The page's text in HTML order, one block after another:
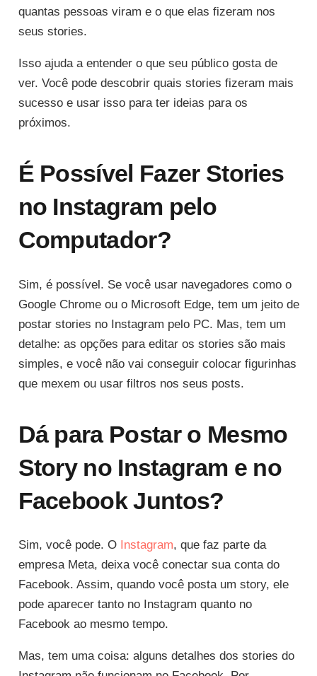
quantas pessoas viram e o que elas fizeram nos
seus stories.
Isso ajuda a entender o que seu público gosta de
ver. Você pode descobrir quais stories fizeram mais
sucesso e usar isso para ter ideias para os
próximos.
É Possível Fazer Stories
no Instagram pelo
Computador?
Sim, é possível. Se você usar navegadores como o
Google Chrome ou o Microsoft Edge, tem um jeito de
postar stories no Instagram pelo PC. Mas, tem um
detalhe: as opções para editar os stories são mais
simples, e você não vai conseguir colocar figurinhas
que mexem ou usar filtros nos seus posts.
Dá para Postar o Mesmo
Story no Instagram e no
Facebook Juntos?
Sim, você pode. O Instagram, que faz parte da
empresa Meta, deixa você conectar sua conta do
Facebook. Assim, quando você posta um story, ele
pode aparecer tanto no Instagram quanto no
Facebook ao mesmo tempo.
Mas, tem uma coisa: alguns detalhes dos stories do